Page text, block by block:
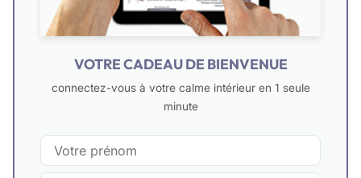
VOTRE CADEAU DE BIENVENUE
connectez-vous à votre calme intérieur en 1 seule
minute